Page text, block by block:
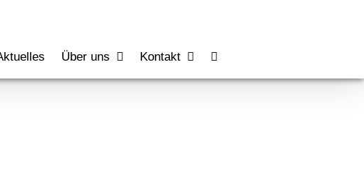
Über uns Kontakt